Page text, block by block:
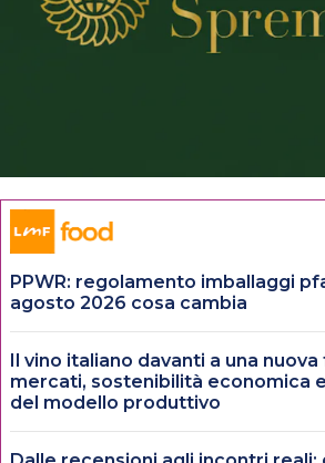
PPWR: regolamento imballaggi
agosto 2026 cosa cambia
Il vino italiano davanti a una
mercati, sostenibilità economica
del modello produttivo